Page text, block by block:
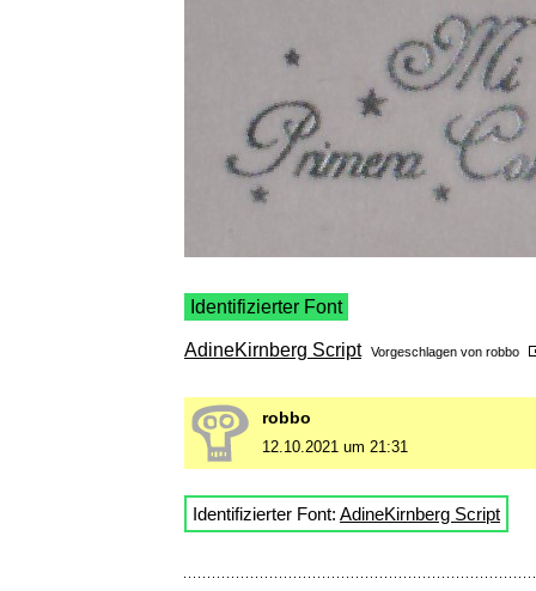
Identifizierter Font
AdineKirnberg Script Vorgeschlagen von robbo
robbo
12.10.2021 um 21:31
Identifizierter Font: AdineKirnberg Script